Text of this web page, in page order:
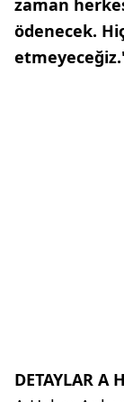
zaman
ödenecek.
DETAYLAR A